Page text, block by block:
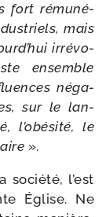
fort rému­né­
mais
irré­vo­
ensemble
néga­
sur le lan­
l’obésité, le
».
socié­té, l’est
Église. Ne